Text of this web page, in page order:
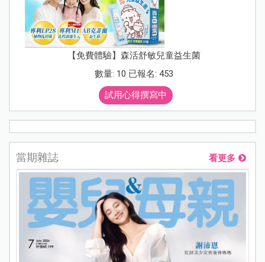
【免費體驗】森活舒敏兒童益生菌
數量: 10 已報名: 453
試用心得撰寫中
當期雜誌 看更多